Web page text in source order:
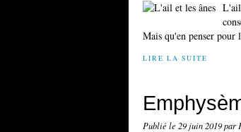
L'ail
Mais qu'en penser
LIRE LA SUITE
Publié le 29 juin 2019par